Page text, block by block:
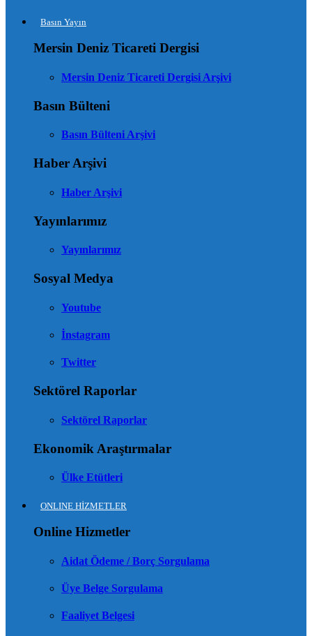
Basın Yayın
Mersin Deniz Ticareti Dergisi
Mersin Deniz Ticareti Dergisi Arşivi
Basın Bülteni
Basın Bülteni Arşivi
Haber Arşivi
Haber Arşivi
Yayınlarımız
Yayınlarımız
Sosyal Medya
Youtube
İnstagram
Twitter
Sektörel Raporlar
Sektörel Raporlar
Ekonomik Araştırmalar
Ülke Etütleri
ONLINE HİZMETLER
Online Hizmetler
Aidat Ödeme / Borç Sorgulama
Üye Belge Sorgulama
Faaliyet Belgesi